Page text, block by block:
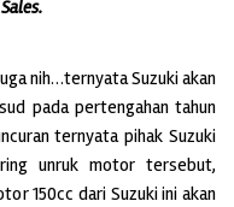
nih…ternyata Suzuki akan
pada pertengahan tahun
ternyata pihak Suzuki
unruk motor tersebut,
150cc dari Suzuki ini akan